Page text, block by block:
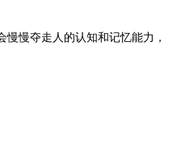
慢慢夺走人的认知和记忆能力，